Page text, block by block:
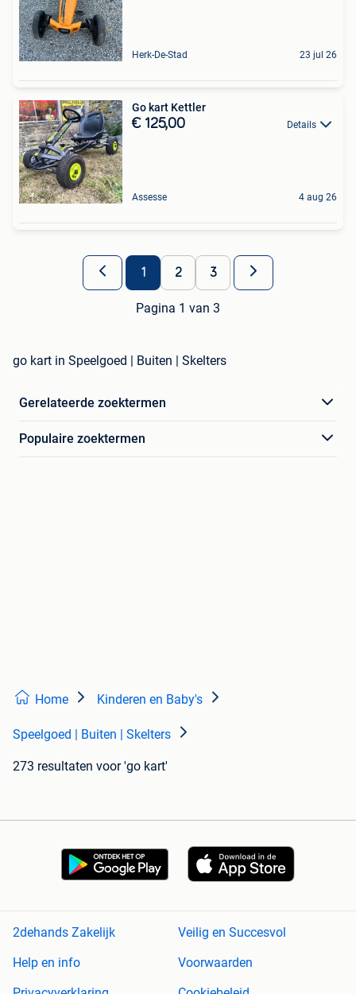
Herk-De-Stad 23 jul 26
Go kart Kettler
€ 125,00 Details
Assesse 4 aug 26
1 2 3
Pagina 1 van 3
go kart in Speelgoed | Buiten | Skelters
Gerelateerde zoektermen
Populaire zoektermen
Home Kinderen en Baby's
Speelgoed | Buiten | Skelters
273 resultaten voor 'go kart'
2dehands Zakelijk
Veilig en Succesvol
Help en info
Voorwaarden